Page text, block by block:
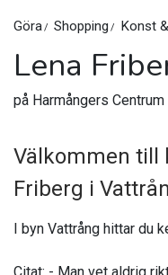
Upplev Nordanstig
Göra Shopping Konst
Lena
på Harmångers Centrum
Välkommen till
Friberg i
I byn Vattrång hittar du